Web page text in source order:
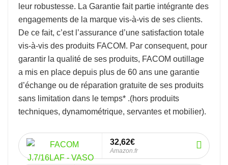
leur robustesse. La Garantie fait partie intégrante des
engagements de la marque vis-à-vis de ses clients.
De ce fait, c’est l’assurance d’une satisfaction totale
vis-à-vis des produits FACOM. Par consequent, pour
garantir la qualité de ses produits, FACOM outillage
a mis en place depuis plus de 60 ans une garantie
d’échange ou de réparation gratuite de ses produits
sans limitation dans le temps* .(hors produits
techniques, dynamométrique, servantes et mobilier).
32,62€
Amazon.fr